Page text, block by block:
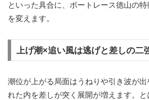
といった具合に、ボートレース徳山の
を変えます。
上げ潮×追い風は逃げと差しの二
潮位が上がる局面はうねりや引き波が
れた内を差しが突く展開が増えます。